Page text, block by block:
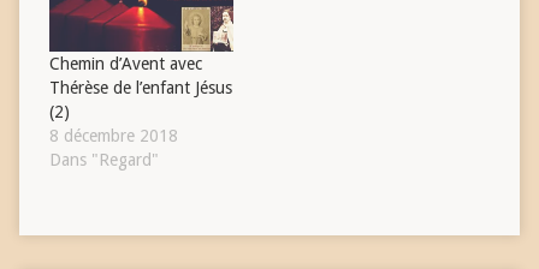
Chemin d’Avent avec
Thérèse de l’enfant Jésus
(2)
8 décembre 2018
Dans "Regard"